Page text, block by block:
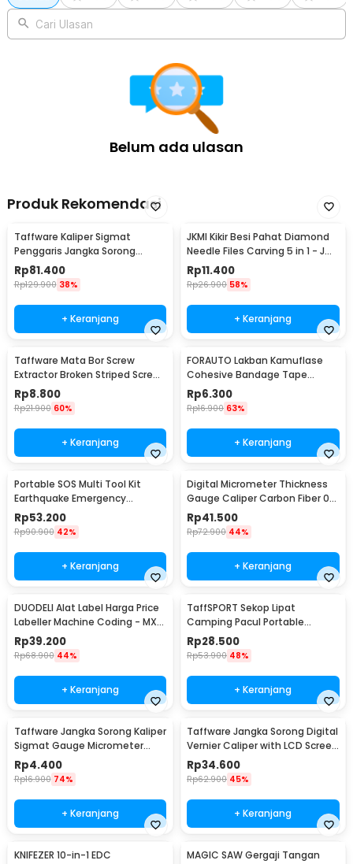
Cari Ulasan
Belum ada ulasan
Produk Rekomendasi
Taffware Kaliper Sigmat
Penggaris Jangka Sorong
Digital LCD 150mm - SH20
Rp81.400
Rp129.900 38%
+ Keranjang
JKMI Kikir Besi Pahat Diamond
Needle Files Carving 5 in 1 - JM-
FL1-1
Rp11.400
Rp26.900 58%
+ Keranjang
Taffware Mata Bor Screw
Extractor Broken Striped Screw
Remover 4 PCS - S2
Rp8.800
Rp21.900 60%
+ Keranjang
FORAUTO Lakban Kamuflase
Cohesive Bandage Tape
Hunting 4.5M 50mm - H10
Rp6.300
Rp16.900 63%
+ Keranjang
Portable SOS Multi Tool Kit
Earthquake Emergency
Outdoor Survival - JT21
Rp53.200
Rp90.900 42%
+ Keranjang
Digital Micrometer Thickness
Gauge Caliper Carbon Fiber 0-
12.7mm - TDT25
Rp41.500
Rp72.900 44%
+ Keranjang
DUODELI Alat Label Harga Price
Labeller Machine Coding - MX-
5500
Rp39.200
Rp68.900 44%
+ Keranjang
TaffSPORT Sekop Lipat
Camping Pacul Portable
Tactical Survival 40cm - 101
Rp28.500
Rp53.900 48%
+ Keranjang
Taffware Jangka Sorong Kaliper
Sigmat Gauge Micrometer
150mm - QST-600
Rp4.400
Rp16.900 74%
+ Keranjang
Taffware Jangka Sorong Digital
Vernier Caliper with LCD Screen
150mm - JIGO-150
Rp34.600
Rp62.900 45%
+ Keranjang
KNIFEZER 10-in-1 EDC
MAGIC SAW Gergaji Tangan